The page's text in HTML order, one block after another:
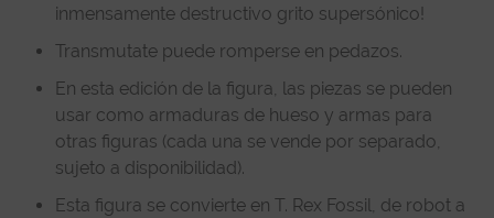
inmensamente destructivo grito supersónico!
Transmutate puede romperse en pedazos.
En esta edición de la figura, las piezas se pueden
usar como armaduras de hueso y armas para
otras figuras (cada una se vende por separado,
sujeto a disponibilidad).
Esta figura se convierte en T. Rex Fossil, de robot a